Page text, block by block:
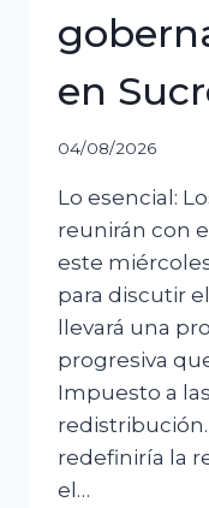
en
04/08/2026
Lo esencial:
reunirán con
este
para discutir
llevará una
progresiva
Impuesto a
redefiniría la
el…